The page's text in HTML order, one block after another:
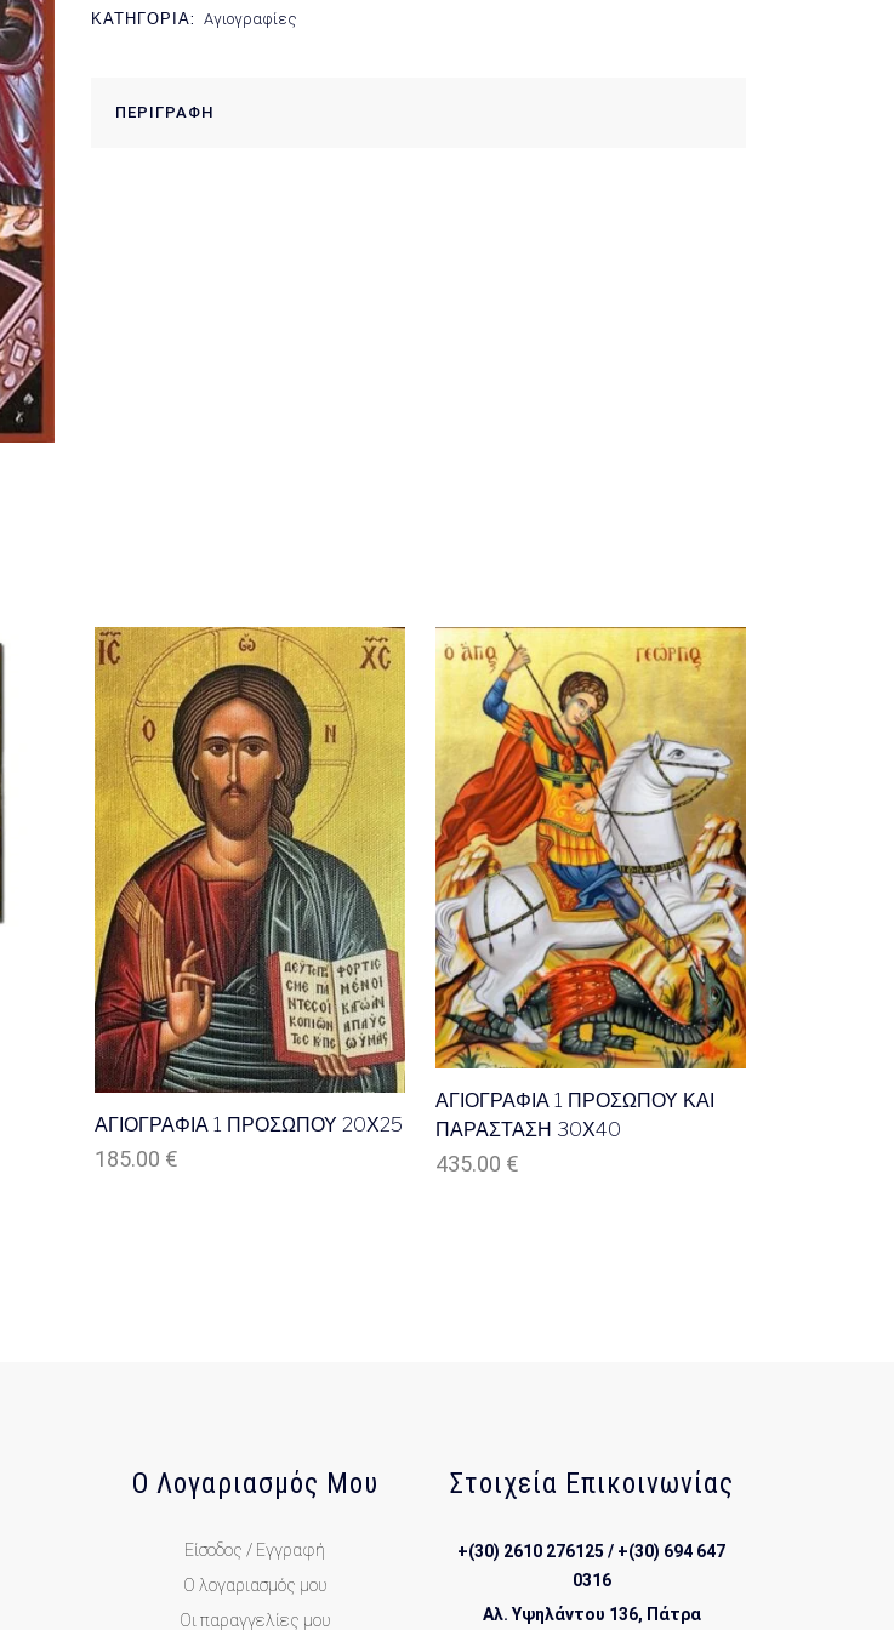
ΚΑΤΗΓΟΡΊΑ: Αγιογραφίες
ΠΕΡΙΓΡΑΦΉ
ΑΓΙΟΓΡΑΦΙΑ 1 ΠΡΟΣΩΠΟΥ 20Χ25
185.00 €
ΑΓΙΟΓΡΑΦΙΑ 1 ΠΡΟΣΩΠΟΥ ΚΑΙ
ΠΑΡΑΣΤΑΣΗ 30Χ40
435.00 €
Ο Λογαριασμός Μου
Είσοδος / Εγγραφή
Ο λογαριασμός μου
Οι παραγγελίες μου
Στοιχεία Επικοινωνίας
+(30) 2610 276125 / +(30) 694 647
0316
Αλ. Υψηλάντου 136, Πάτρα